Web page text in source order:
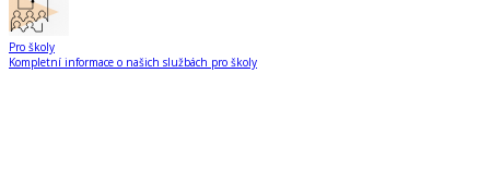
Pro školy
Kompletní informace o našich službách pro školy